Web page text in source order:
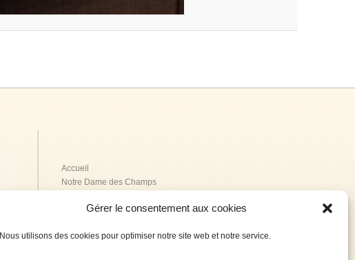
Gérer le consentement aux cookies
Nous utilisons des cookies pour optimiser notre site web et notre service.
Accueil
Notre Dame des Champs
La Renaissance
L’association AGESPA